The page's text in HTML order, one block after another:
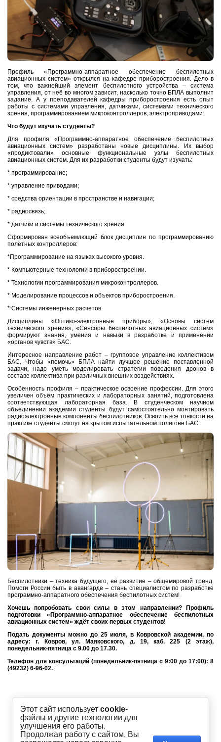
Профиль «Программно-аппаратное обеспечение беспилотных
авиационных систем» открылся на кафедре приборостроения. Дело в
том, что важнейший элемент беспилотного устройства – система
управления, от неё во многом зависит, насколько точно БПЛА выполнит
задание. А у преподавателей кафедры приборостроения есть опыт
работы с системами управления, датчиками, системами технического
зрения, программированием микроконтроллеров, электроприводами.
Что будут изучать студенты?
Для профиля «Программно-аппаратное обеспечение беспилотных
авиационных систем» разработаны новые дисциплины. Их выбор
«продиктовали» основные функциональные узлы беспилотных
авиационных систем. Для их разработки студенты будут изучать:
* программирование;
* управление приводами;
* средства ориентации в пространстве и навигации;
* радиосвязь;
* датчики и системы технического зрения.
Сформирован всеобъемлющий блок дисциплин по программированию
полётных контроллеров:
*Программирование на языках высокого уровня.
* Компьютерные технологии в приборостроении.
* Технологии программирования микроконтроллеров.
* Моделирование процессов и объектов приборостроения.
* Системы инженерных расчетов.
Дисциплины «Оптико-электронные приборы», «Основы систем
технического зрения», «Сенсоры беспилотных авиационных систем»
формируют знания, умения и навыки в разработке и применении
«органов чувств» БАС.
Интересное направление работ – групповое управление коллективом
БАС. Чтобы «помочь» БПЛА найти лучшее решение поставленной
задачи, надо уметь моделировать стратегии поведения дронов в
составе коллектива при различных внешних воздействиях.
Особенность профиля – практическое освоение профессии. Для этого
увеличен объём практических и лабораторных занятий, подготовлена
соответствующая лабораторная база. В студенческом научном
объединении академии студенты будут самостоятельно монтировать
радиоэлектронные компоненты беспилотников. Освоить все тонкости на
практике студенты смогут на крытом испытательном полигоне БАС.
Беспилотники – техника будущего, её развитие – общемировой тренд.
Помоги России быть в авангарде – стань специалистом по разработке
программно-аппаратного обеспечения беспилотных систем!
Хочешь попробовать свои силы в этом направлении? Профиль
подготовки «Программно-аппаратное обеспечение беспилотных
авиационных систем» ждёт своих первых студентов!
Подать документы можно до 25 июля, в Ковровской академии, по
адресу: г. Ковров, ул. Маяковского, д. 19, каб. 225 (2 этаж),
понедельник-пятница с 9.00 до 17.30.
Телефон для консультаций (понедельник-пятница с 9:00 до 17:00): 8
(49232) 6-96-02.
Этот сайт использует cookie-
файлы и другие технологии для
улучшения его работы.
Продолжая работу с сайтом, Вы